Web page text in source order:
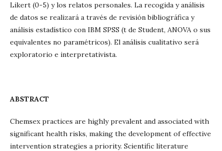
Likert (0-5) y los relatos personales. La recogida y análisis
de datos se realizará a través de revisión bibliográfica y
análisis estadístico con IBM SPSS (t de Student, ANOVA o sus
equivalentes no paramétricos). El análisis cualitativo será
exploratorio e interpretativista.
ABSTRACT
Chemsex practices are highly prevalent and associated with
significant health risks, making the development of effective
intervention strategies a priority. Scientific literature